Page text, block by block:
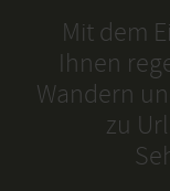
Mit dem
Ihnen
Wandern
zu